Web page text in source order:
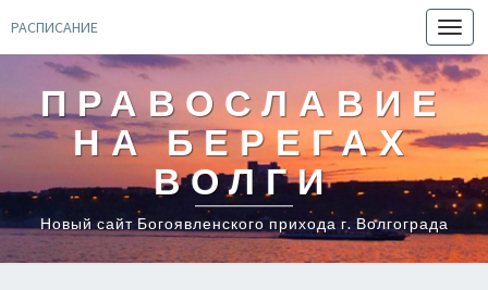
РАСПИСАНИЕ
ПРАВОСЛАВИЕ
НА БЕРЕГАХ
ВОЛГИ
Новый сайт Богоявленского прихода г. Волгограда